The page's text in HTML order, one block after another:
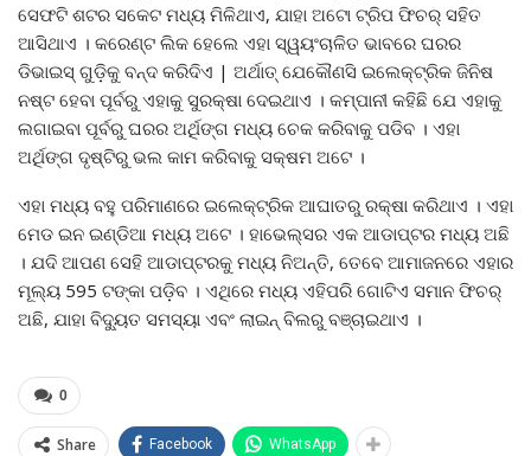
ସେଫଟି ଶଟର ସକେଟ ମଧ୍ୟ ମିଳିଥାଏ, ଯାହା ଅଟୋ ଟ୍ରିପ ଫିଚର୍ ସହିତ
ଆସିଥାଏ । କରେଣ୍ଟ ଲିକ ହେଲେ ଏହା ସ୍ୱୟଂଚାଳିତ ଭାବରେ ଘରର
ଡିଭାଇସ୍ ଗୁଡ଼ିକୁ ବନ୍ଦ କରିଦିଏ | ଅର୍ଥାତ୍ ଯେକୌଣସି ଇଲେକ୍ଟ୍ରିକ ଜିନିଷ
ନଷ୍ଟ ହେବା ପୂର୍ବରୁ ଏହାକୁ ସୁରକ୍ଷା ଦେଇଥାଏ । କମ୍ପାନୀ କହିଛି ଯେ ଏହାକୁ
ଲଗାଇବା ପୂର୍ବରୁ ଘରର ଅର୍ଥିଙ୍ଗ ମଧ୍ୟ ଚେକ କରିବାକୁ ପଡିବ । ଏହା
ଅର୍ଥିଙ୍ଗ ଦୃଷ୍ଟିରୁ ଭଲ କାମ କରିବାକୁ ସକ୍ଷମ ଅଟେ ।
ଏହା ମଧ୍ୟ ବହୁ ପରିମାଣରେ ଇଲେକ୍ଟ୍ରିକ ଆଘାତରୁ ରକ୍ଷା କରିଥାଏ । ଏହା
ମେଡ ଇନ ଇଣ୍ଡିଆ ମଧ୍ୟ ଅଟେ । ହାଭେଲ୍ସର ଏକ ଆଡାପ୍ଟର ମଧ୍ୟ ଅଛି
। ଯଦି ଆପଣ ସେହି ଆଡାପ୍ଟରକୁ ମଧ୍ୟ ନିଅନ୍ତି, ତେବେ ଆମାଜନରେ ଏହାର
ମୂଲ୍ୟ 595 ଟଙ୍କା ପଡ଼ିବ । ଏଥିରେ ମଧ୍ୟ ଏହିପରି ଗୋଟିଏ ସମାନ ଫିଚର୍
ଅଛି, ଯାହା ବିଦ୍ୟୁତ ସମସ୍ୟା ଏବଂ ଲାଇନ୍ ବିଲରୁ ବଞ୍ଚାଇଥାଏ ।
0
Share Facebook WhatsApp